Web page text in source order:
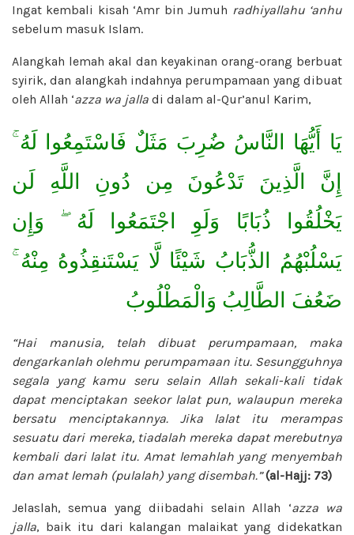
Ingat kembali kisah ‘Amr bin Jumuh radhiyallahu ‘anhu
sebelum masuk Islam.
Alangkah lemah akal dan keyakinan orang-orang berbuat
syirik, dan alangkah indahnya perumpamaan yang dibuat
oleh Allah ‘azza wa jalla di dalam al-Qur’anul Karim,
يَا أَيُّهَا النَّاسُ ضُرِبَ مَثَلٌ فَاسْتَمِعُوا لَهُ ۚ
إِنَّ الَّذِينَ تَدْعُونَ مِن دُونِ اللَّهِ لَن
يَخْلُقُوا ذُبَابًا وَلَوِ اجْتَمَعُوا لَهُ ۖ وَإِن
يَسْلُبْهُمُ الذُّبَابُ شَيْئًا لَّا يَسْتَنقِذُوهُ مِنْهُ ۚ
ضَعُفَ الطَّالِبُ وَالْمَطْلُوبُ
“Hai manusia, telah dibuat perumpamaan, maka
dengarkanlah olehmu perumpamaan itu. Sesungguhnya
segala yang kamu seru selain Allah sekali-kali tidak
dapat menciptakan seekor lalat pun, walaupun mereka
bersatu menciptakannya. Jika lalat itu merampas
sesuatu dari mereka, tiadalah mereka dapat merebutnya
kembali dari lalat itu. Amat lemahlah yang menyembah
dan amat lemah (pulalah) yang disembah.”(al-Hajj: 73)
Jelaslah, semua yang diibadahi selain Allah ‘azza wa
jalla, baik itu dari kalangan malaikat yang didekatkan